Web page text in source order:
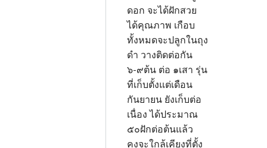
ดอก จะได้ฝักสวย
ได้คุณภาพ เกือบ
ทั้งหมดจะปลูกในถุง
ดำ วางติดต่อกัน
๖-๙ต้น ต่อ ๑เสา รุ่น
ที่เก็บตั้งแต่เดือน
กันยายน ยังเก็บต่อ
เนื่อง ได้ประมาณ
๕๐ฝักต่อต้นแล้ว
คงจะใกล้เคียงที่ตั้ง